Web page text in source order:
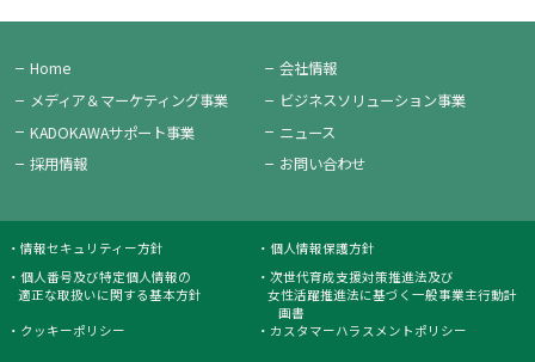
Home
会社情報
メディア＆マーケティング事業 ビジネスソリューション事業
KADOKAWAサポート事業
ニュース
採用情報
お問い合わせ
情報セキュリティー方針
個人情報保護方針
個人番号及び特定個人情報の
適正な取扱いに関する基本方針
次世代育成支援対策推進法及び
女性活躍推進法に基づく一般事業主行動計
画書
クッキーポリシー
カスタマーハラスメントポリシー